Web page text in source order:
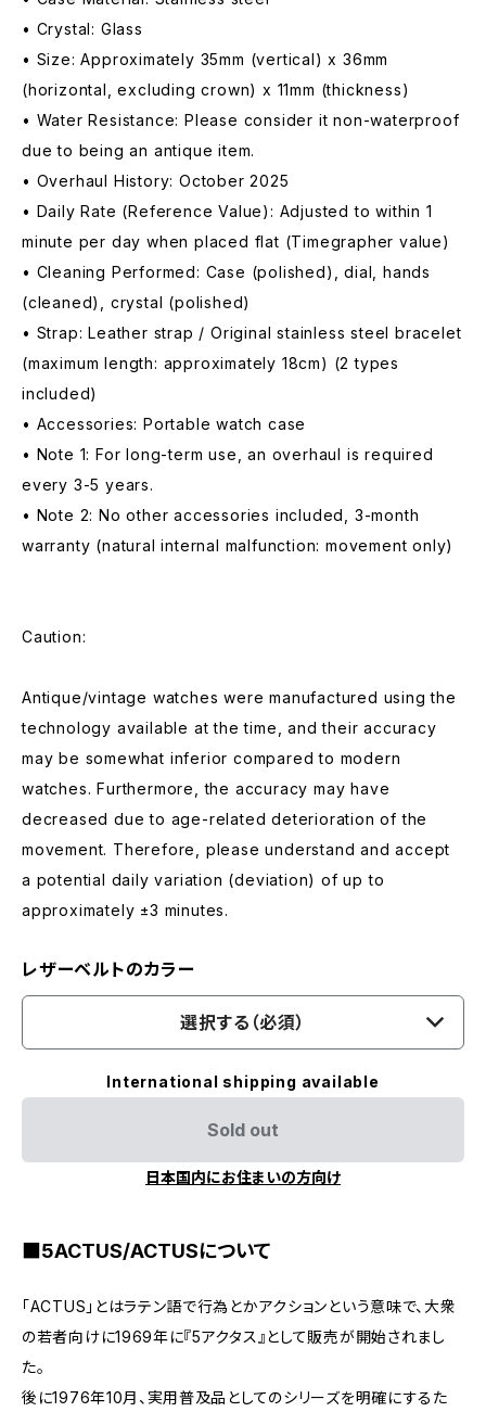
• Crystal: Glass
• Size: Approximately 35mm (vertical) x 36mm
(horizontal, excluding crown) x 11mm (thickness)
• Water Resistance: Please consider it non-waterproof
due to being an antique item.
• Overhaul History: October 2025
• Daily Rate (Reference Value): Adjusted to within 1
minute per day when placed flat (Timegrapher value)
• Cleaning Performed: Case (polished), dial, hands
(cleaned), crystal (polished)
• Strap: Leather strap / Original stainless steel bracelet
(maximum length: approximately 18cm) (2 types
included)
• Accessories: Portable watch case
• Note 1: For long-term use, an overhaul is required
every 3-5 years.
• Note 2: No other accessories included, 3-month
warranty (natural internal malfunction: movement only)
Caution:
Antique/vintage watches were manufactured using the
technology available at the time, and their accuracy
may be somewhat inferior compared to modern
watches. Furthermore, the accuracy may have
decreased due to age-related deterioration of the
movement. Therefore, please understand and accept
a potential daily variation (deviation) of up to
approximately ±3 minutes.
レザーベルトのカラー
選択する（必須）
International shipping available
Sold out
日本国内にお住まいの方向け
■5ACTUS/ACTUSについて
「ACTUS」とはラテン語で行為とかアクションという意味で、大衆
の若者向けに1969年に『5アクタス』として販売が開始されまし
た。
後に1976年10月、実用普及品としてのシリーズを明確にするた